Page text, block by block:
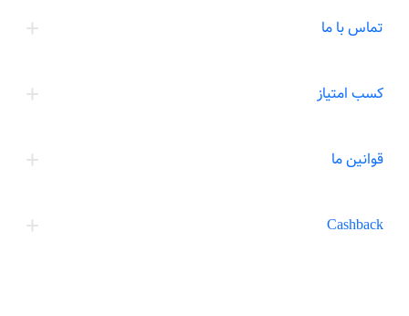
تماس با ما
کسب امتیاز
قوانین ما
Cashback